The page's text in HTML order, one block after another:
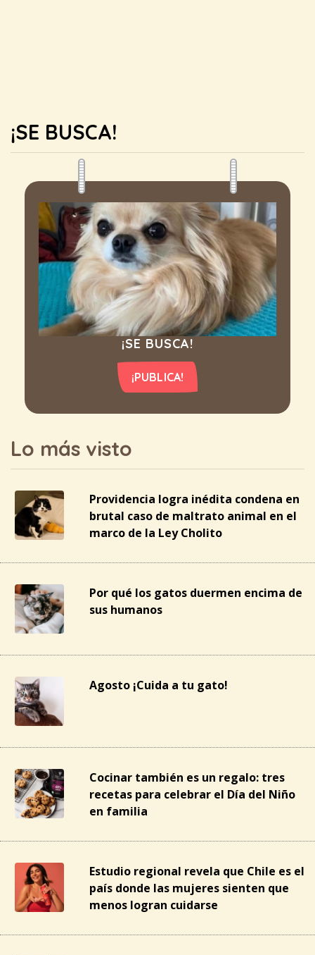
¡SE BUSCA!
¡SE BUSCA!
¡PUBLICA!
Lo más visto
Providencia logra inédita condena en
brutal caso de maltrato animal en el
marco de la Ley Cholito
Por qué los gatos duermen encima de
sus humanos
Agosto ¡Cuida a tu gato!
Cocinar también es un regalo: tres
recetas para celebrar el Día del Niño
en familia
Estudio regional revela que Chile es el
país donde las mujeres sienten que
menos logran cuidarse